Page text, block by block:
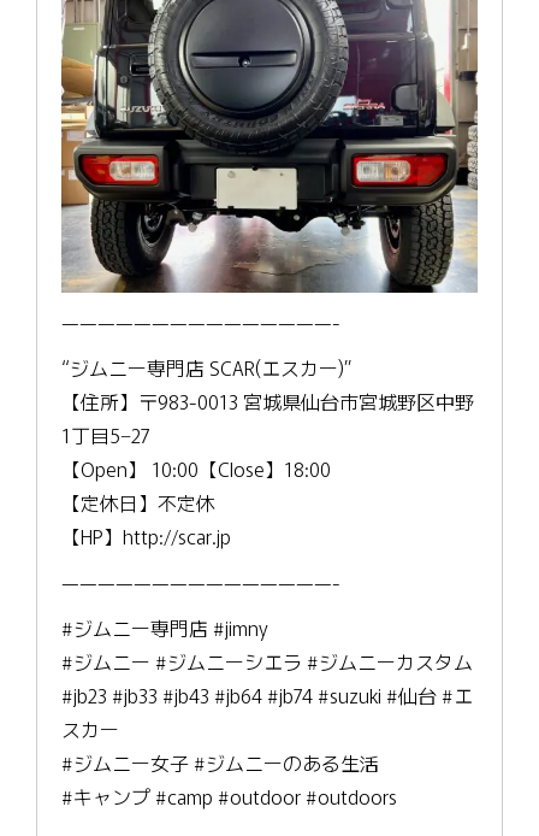
———————————————-
“ジムニー専門店 SCAR(エスカー)”
【住所】〒983-0013 宮城県仙台市宮城野区中野
1丁目5−27
【Open】 10:00【Close】18:00
【定休日】不定休
【HP】http://scar.jp
———————————————-
#ジムニー専門店 #jimny
#ジムニー #ジムニーシエラ #ジムニーカスタム
#jb23 #jb33 #jb43 #jb64 #jb74 #suzuki #仙台 #エ
スカー
#ジムニー女子 #ジムニーのある生活
#キャンプ #camp #outdoor #outdoors